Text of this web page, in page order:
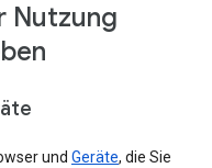
Nutzung
und Geräte, die Sie